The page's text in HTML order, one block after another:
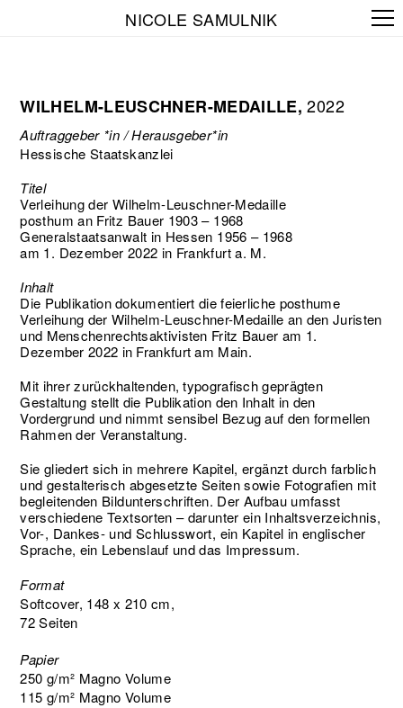
WILHELM-LEUSCHNER-MEDAILLE, 2022
Auftraggeber *in / Herausgeber*in
Hessische Staatskanzlei
Titel
Verleihung der Wilhelm-Leuschner-Medaille
posthum an Fritz Bauer 1903 – 1968
Generalstaatsanwalt in Hessen 1956 – 1968
am 1. Dezember 2022 in Frankfurt a. M.
Inhalt
Die Publikation dokumentiert die feierliche posthume
Verleihung der Wilhelm-Leuschner-Medaille an den Juristen
und Menschenrechtsaktivisten Fritz Bauer am 1.
Dezember 2022 in Frankfurt am Main.
Mit ihrer zurückhaltenden, typografisch geprägten
Gestaltung stellt die Publikation den Inhalt in den
Vordergrund und nimmt sensibel Bezug auf den formellen
Rahmen der Veranstaltung.
Sie gliedert sich in mehrere Kapitel, ergänzt durch farblich
und gestalterisch abgesetzte Seiten sowie Fotografien mit
begleitenden Bildunterschriften. Der Aufbau umfasst
verschiedene Textsorten – darunter ein Inhaltsverzeichnis,
Vor-, Dankes- und Schlusswort, ein Kapitel in englischer
Sprache, ein Lebenslauf und das Impressum.
Format
Softcover, 148 x 210 cm,
72 Seiten
Papier
250 g/m² Magno Volume
115 g/m² Magno Volume
NICOLE SAMULNIK